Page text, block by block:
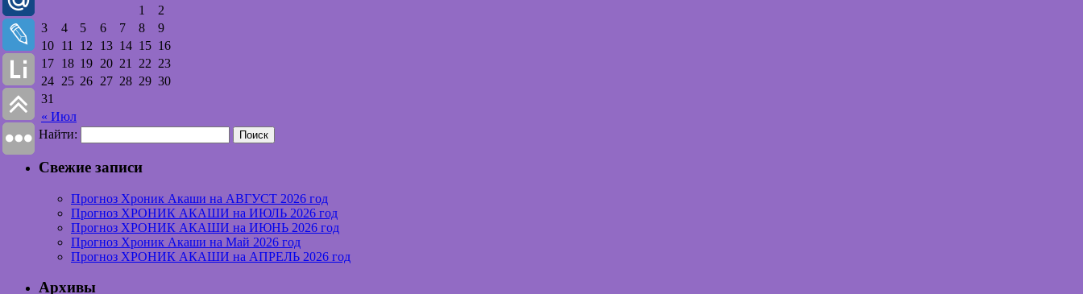
« Июл
1
2
3
4 5 6 7 8
9
10 11 12 13 14 15 16
17 18 19 20 21 22 23
24 25 26 27 28 29 30
31
Найти:
Свежие записи
Прогноз Хроник Акаши на АВГУСТ 2026 год
Прогноз ХРОНИК АКАШИ на ИЮЛЬ 2026 год
Прогноз ХРОНИК АКАШИ на ИЮНЬ 2026 год
Прогноз Хроник Акаши на Май 2026 год
Прогноз ХРОНИК АКАШИ на АПРЕЛЬ 2026 год
Архивы